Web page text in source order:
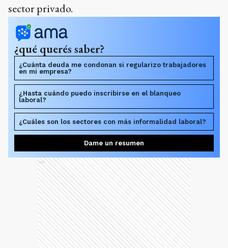
sector privado.
¿qué querés saber?
¿Cuánta deuda me condonan si regularizo trabajadores
en mi empresa?
¿Hasta cuándo puedo inscribirse en el blanqueo
laboral?
¿Cuáles son los sectores con más informalidad laboral?
Dame un resumen
Ads